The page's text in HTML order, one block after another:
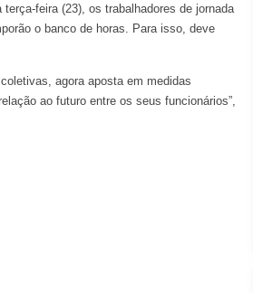
feira (23), os trabalhadores de jornada
o banco de horas. Para isso, deve
agora aposta em medidas
ao futuro entre os seus funcionários”,